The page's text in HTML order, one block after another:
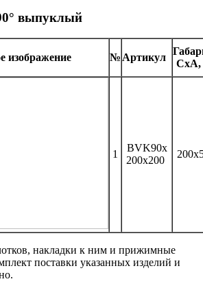
выпуклый
изображение №Артикул
1
BVK90x
200x200
накладки к ним и прижимные
поставки указанных изделий и